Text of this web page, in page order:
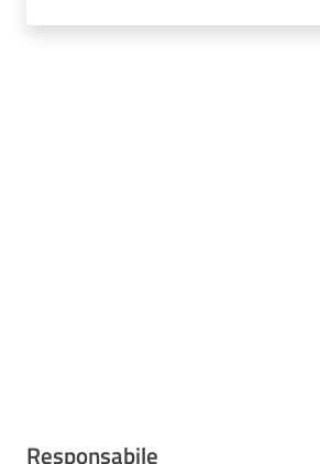
Responsabile